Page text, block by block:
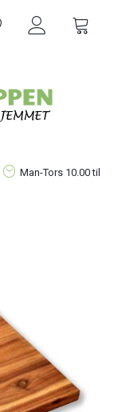
Man-Tors 10.00 til